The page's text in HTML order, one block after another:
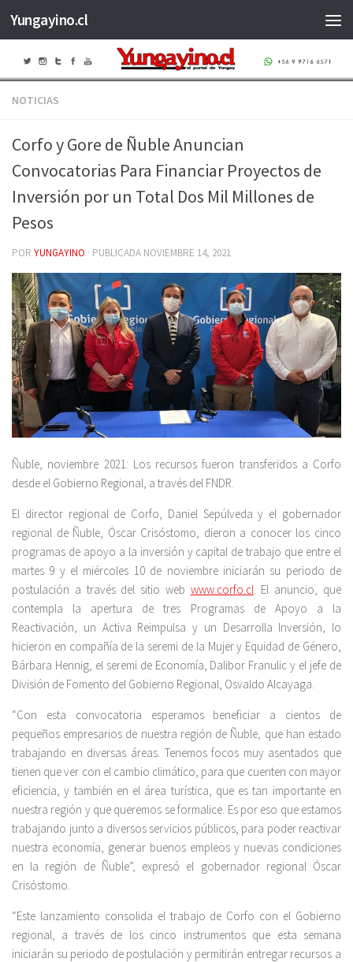
Saltar al contenido
Yungayino.cl
NOTICIAS
Corfo y Gore de Ñuble Anuncian
Convocatorias Para Financiar Proyectos de
Inversión por un Total Dos Mil Millones de
Pesos
POR YUNGAYINO · PUBLICADA NOVIEMBRE 14, 2021
Ñuble, noviembre 2021: Los recursos fueron transferidos a Corfo
desde el Gobierno Regional, a través del FNDR.
El director regional de Corfo, Daniel Sepúlveda y el gobernador
regional de Ñuble, Óscar Crisóstomo, dieron a conocer los cinco
programas de apoyo a la inversión y capital de trabajo que entre el
martes 9 y el miércoles 10 de noviembre iniciarán su periodo de
postulación a través del sitio web www.corfo.cl. El anuncio, que
contempla la apertura de tres Programas de Apoyo a la
Reactivación, un Activa Reimpulsa y un Desarrolla Inversión, lo
hicieron en compañía de la seremi de la Mujer y Equidad de Género,
Bárbara Hennig, el seremi de Economía, Dalibor Franulic y el jefe de
División de Fomento del Gobierno Regional, Osvaldo Alcayaga.
“Con esta convocatoria esperamos beneficiar a cientos de
pequeños empresarios de nuestra región de Ñuble, que han estado
trabajando en diversas áreas. Tenemos focos muy asentados que
tienen que ver con el cambio climático, para que cuenten con mayor
eficiencia, y también en el área turística, que es tan importante en
nuestra región y que queremos se formalice. Es por eso que estamos
trabajando junto a diversos servicios públicos, para poder reactivar
nuestra economía, generar buenos empleos y nuevas condiciones
en la región de Ñuble”, expresó el gobernador regional Óscar
Crisóstomo.
“Este lanzamiento consolida el trabajo de Corfo con el Gobierno
regional, a través de los cinco instrumentos que esta semana
iniciarán su periodo de postulación y permitirán entregar recursos a